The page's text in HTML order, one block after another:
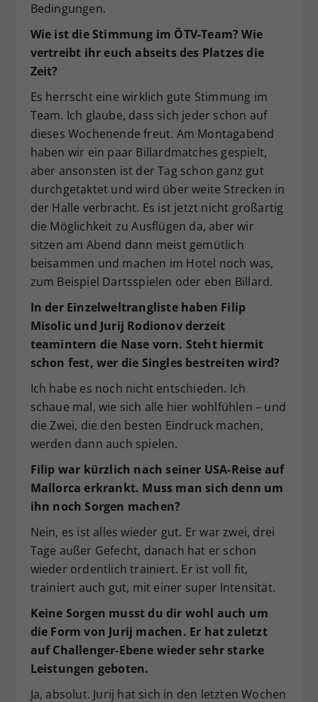
Bedingungen.
Wie ist die Stimmung im ÖTV-Team? Wie
vertreibt ihr euch abseits des Platzes die
Zeit?
Es herrscht eine wirklich gute Stimmung im
Team. Ich glaube, dass sich jeder schon auf
dieses Wochenende freut. Am Montagabend
haben wir ein paar Billardmatches gespielt,
aber ansonsten ist der Tag schon ganz gut
durchgetaktet und wird über weite Strecken in
der Halle verbracht. Es ist jetzt nicht großartig
die Möglichkeit zu Ausflügen da, aber wir
sitzen am Abend dann meist gemütlich
beisammen und machen im Hotel noch was,
zum Beispiel Dartsspielen oder eben Billard.
In der Einzelweltrangliste haben Filip
Misolic und Jurij Rodionov derzeit
teamintern die Nase vorn. Steht hiermit
schon fest, wer die Singles bestreiten wird?
Ich habe es noch nicht entschieden. Ich
schaue mal, wie sich alle hier wohlfühlen – und
die Zwei, die den besten Eindruck machen,
werden dann auch spielen.
Filip war kürzlich nach seiner USA-Reise auf
Mallorca erkrankt. Muss man sich denn um
ihn noch Sorgen machen?
Nein, es ist alles wieder gut. Er war zwei, drei
Tage außer Gefecht, danach hat er schon
wieder ordentlich trainiert. Er ist voll fit,
trainiert auch gut, mit einer super Intensität.
Keine Sorgen musst du dir wohl auch um
die Form von Jurij machen. Er hat zuletzt
auf Challenger-Ebene wieder sehr starke
Leistungen geboten.
Ja, absolut. Jurij hat sich in den letzten Wochen